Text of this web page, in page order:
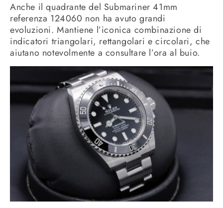
Anche il quadrante del Submariner 41mm
referenza 124060 non ha avuto grandi
evoluzioni. Mantiene l’iconica combinazione di
indicatori triangolari, rettangolari e circolari, che
aiutano notevolmente a consultare l’ora al buio.